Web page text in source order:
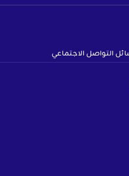
التواصل الاجتماعي